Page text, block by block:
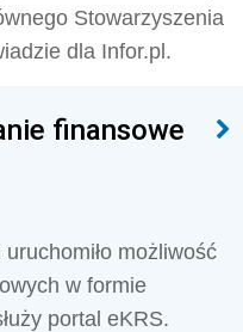
Stowarzyszenia
dla Infor.pl.
finansowe
możliwość
w formie
portal eKRS.